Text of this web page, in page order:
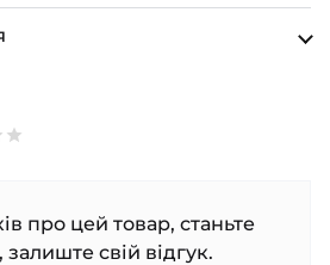
про цей товар, станьте
свій відгук.